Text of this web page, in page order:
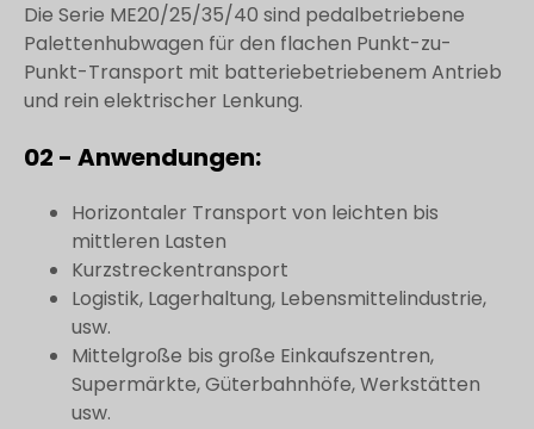
Die Serie ME20/25/35/40 sind pedalbetriebene
Palettenhubwagen für den flachen Punkt-zu-
Punkt-Transport mit batteriebetriebenem Antrieb
und rein elektrischer Lenkung.
02 - Anwendungen:
Horizontaler Transport von leichten bis
mittleren Lasten
Kurzstreckentransport
Logistik, Lagerhaltung, Lebensmittelindustrie,
usw.
Mittelgroße bis große Einkaufszentren,
Supermärkte, Güterbahnhöfe, Werkstätten
usw.